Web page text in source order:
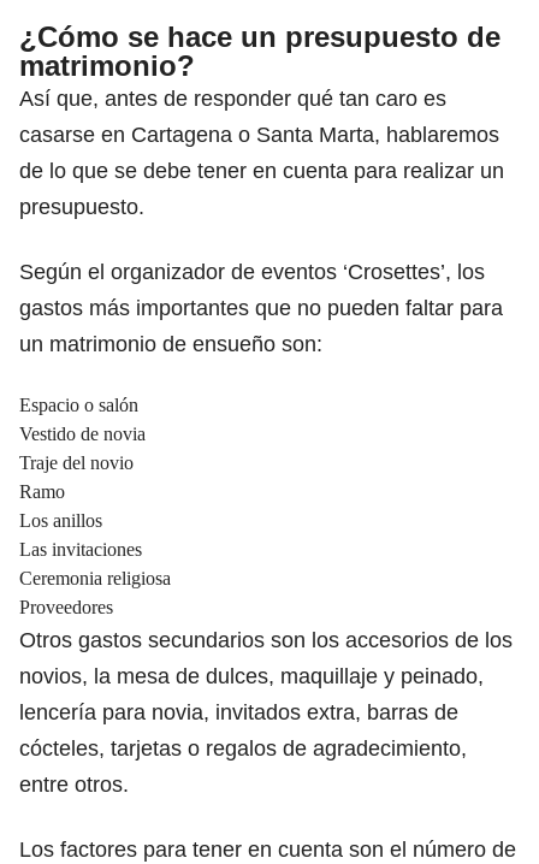
¿Cómo se hace un presupuesto de
matrimonio?
Así que, antes de responder qué tan caro es
casarse en Cartagena o Santa Marta, hablaremos
de lo que se debe tener en cuenta para realizar un
presupuesto.
Según el organizador de eventos ‘Crosettes’, los
gastos más importantes que no pueden faltar para
un matrimonio de ensueño son:
Espacio o salón
Vestido de novia
Traje del novio
Ramo
Los anillos
Las invitaciones
Ceremonia religiosa
Proveedores
Otros gastos secundarios son los accesorios de los
novios, la mesa de dulces, maquillaje y peinado,
lencería para novia, invitados extra, barras de
cócteles, tarjetas o regalos de agradecimiento,
entre otros.
Los factores para tener en cuenta son el número de